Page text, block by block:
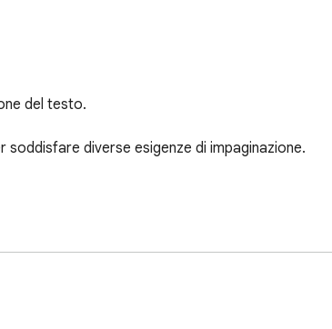
del testo.
diverse esigenze di impaginazione.